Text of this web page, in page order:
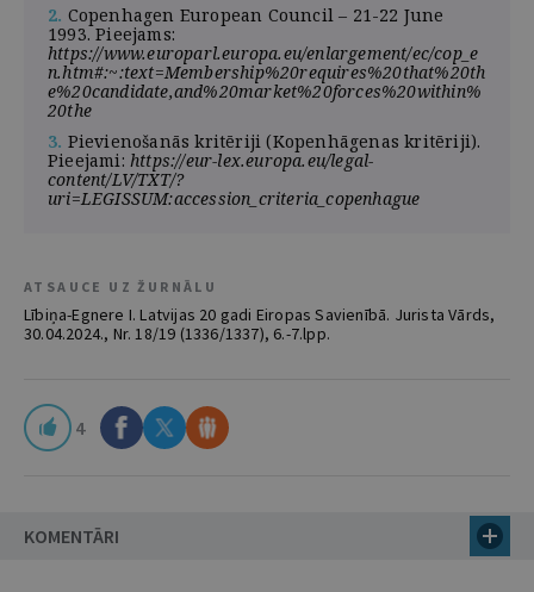
2. Copenhagen European Council – 21-22 June
1993. Pieejams:
https://www.europarl.europa.eu/enlargement/ec/cop_e
n.htm#:~:text=Membership%20requires%20that%20th
e%20candidate,and%20market%20forces%20within%
20the
3. Pievienošanās kritēriji (Kopenhāgenas kritēriji).
Pieejami: https://eur-lex.europa.eu/legal-
content/LV/TXT/?
uri=LEGISSUM:accession_criteria_copenhague
ATSAUCE UZ ŽURNĀLU
Lībiņa-Egnere I. Latvijas 20 gadi Eiropas Savienībā. Jurista Vārds,
30.04.2024., Nr. 18/19 (1336/1337), 6.-7.lpp.
4
KOMENTĀRI